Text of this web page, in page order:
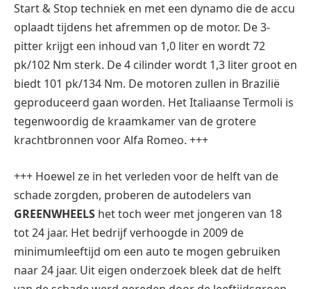
Start & Stop techniek en met een dynamo die de accu
oplaadt tijdens het afremmen op de motor. De 3-
pitter krijgt een inhoud van 1,0 liter en wordt 72
pk/102 Nm sterk. De 4 cilinder wordt 1,3 liter groot en
biedt 101 pk/134 Nm. De motoren zullen in Brazilië
geproduceerd gaan worden. Het Italiaanse Termoli is
tegenwoordig de kraamkamer van de grotere
krachtbronnen voor Alfa Romeo. +++
+++ Hoewel ze in het verleden voor de helft van de
schade zorgden, proberen de autodelers van
GREENWHEELS het toch weer met jongeren van 18
tot 24 jaar. Het bedrijf verhoogde in 2009 de
minimumleeftijd om een auto te mogen gebruiken
naar 24 jaar. Uit eigen onderzoek bleek dat de helft